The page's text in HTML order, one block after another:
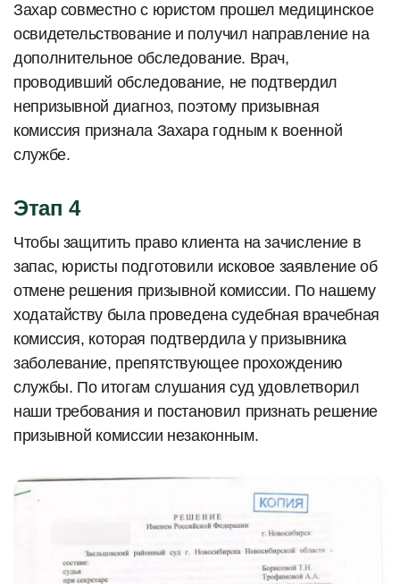
Захар совместно с юристом прошел медицинское
освидетельствование и получил направление на
дополнительное обследование. Врач,
проводивший обследование, не подтвердил
непризывной диагноз, поэтому призывная
комиссия признала Захара годным к военной
службе.
Этап 4
Чтобы защитить право клиента на зачисление в
запас, юристы подготовили исковое заявление об
отмене решения призывной комиссии. По нашему
ходатайству была проведена судебная врачебная
комиссия, которая подтвердила у призывника
заболевание, препятствующее прохождению
службы. По итогам слушания суд удовлетворил
наши требования и постановил признать решение
призывной комиссии незаконным.